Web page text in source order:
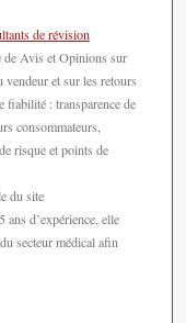
de révision
de Avis et Opinions sur
et sur les retours
fiabilité : transparence de
consommateurs,
risque et points de
du site
d’expérience, elle
secteur médical afin